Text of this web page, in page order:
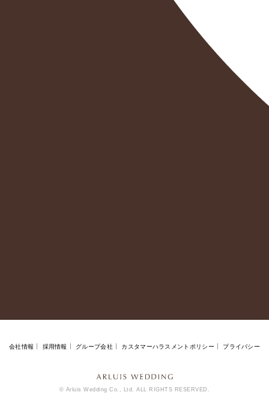
会社情報 採用情報 グループ会社 カスタマーハラスメントポリシー プライバシー
© Arluis Wedding Co., Ltd. ALL RIGHTS RESERVED.